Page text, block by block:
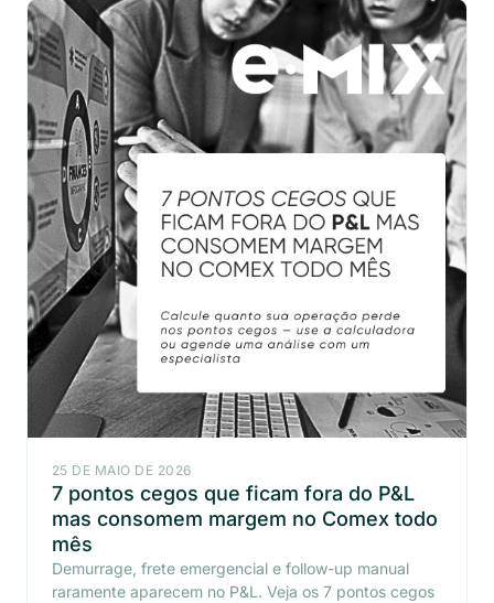
25 DE MAIO DE 2026
7 pontos cegos que ficam fora do P&L
mas consomem margem no Comex todo
mês
Demurrage, frete emergencial e follow-up manual
raramente aparecem no P&L. Veja os 7 pontos cegos